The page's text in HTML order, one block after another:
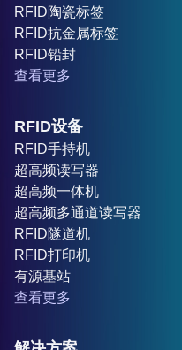
RFID陶瓷标签
RFID抗金属标签
RFID铅封
查看更多
RFID设备
RFID手持机
超高频读写器
超高频一体机
超高频多通道读写器
RFID隧道机
RFID打印机
有源基站
查看更多